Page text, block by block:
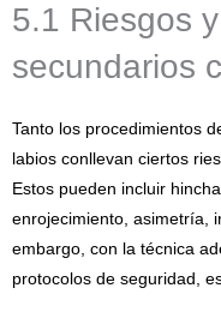
5.1 Riesgos
secundarios
Tanto los procedimientos
labios conllevan ciertos
Estos pueden incluir
enrojecimiento, asimetría,
embargo, con la técnica
protocolos de seguridad,